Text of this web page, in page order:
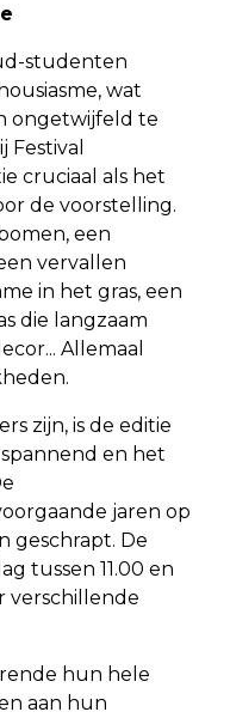
studenten
wat
ongetwijfeld te
Festival
cruciaal als het
de voorstelling.
een
vervallen
in het gras, een
die langzaam
Allemaal
zijn, is de editie
en het
jaren op
geschrapt. De
tussen 11.00 en
verschillende
hun hele
aan hun